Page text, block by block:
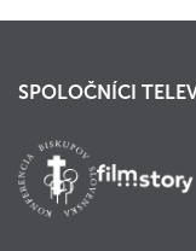
SPOLOČNÍCI